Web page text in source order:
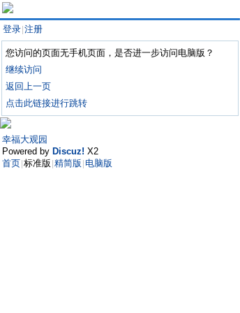
登录 注册
您访问的页面无手机页面，是否进一步访问电脑版？
继续访问
返回上一页
点击此链接进行跳转
幸福大观园
Powered by Discuz! X2
首页 标准版 精简版 电脑版